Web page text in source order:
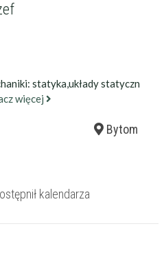
statyka,układy statyczn
więcej
Bytom
kalendarza